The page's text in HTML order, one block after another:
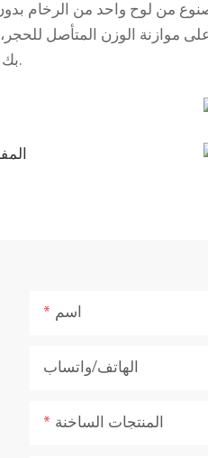
موازنة الوزن المتأصل
بك.
اسم
الهاتف/واتساب
المنتجات الساخنة